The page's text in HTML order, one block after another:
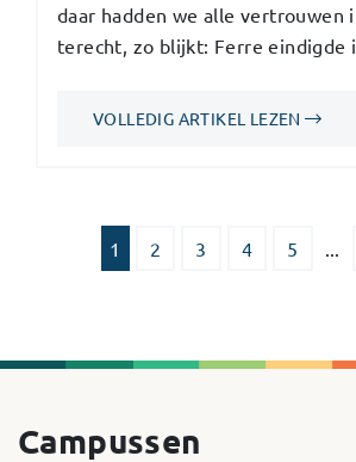
daar hadden we alle vertrouwen
terecht, zo blijkt: Ferre
VOLLEDIG ARTIKEL LEZEN
1 2 3 4 5
Campussen